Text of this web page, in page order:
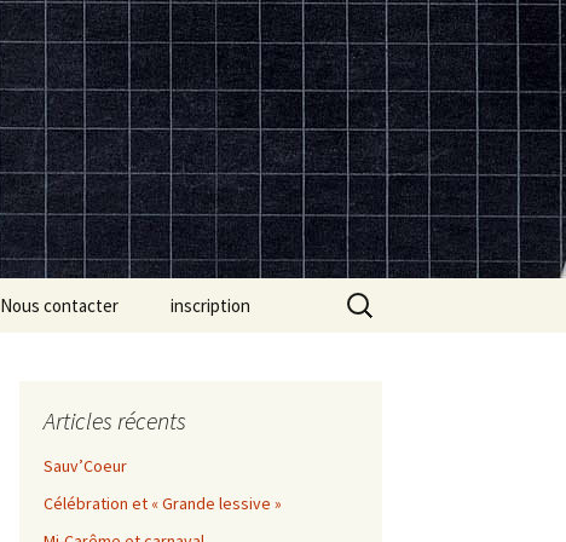
Nous contacter inscription
Rechercher :
Articles récents
Sauv’Coeur
Célébration et « Grande lessive »